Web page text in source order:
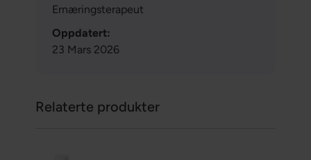
Ernæringsterapeut
Oppdatert:
23 Mars 2026
Relaterte produkter